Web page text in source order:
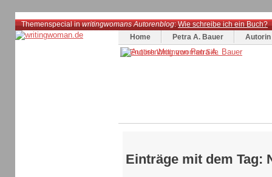
Themenspecial inwritingwomans Autorenblog:Wie schreibe ich ein Buch?
Home
Petra A. Bauer Autorin
Einträge mit dem Tag: